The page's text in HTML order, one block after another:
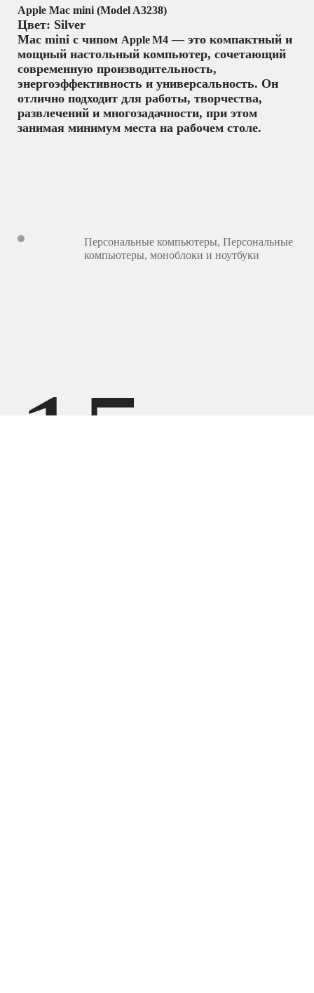
Apple Mac mini (Model A3238)
Цвет: Silver
Mac mini с чипом Apple M4 — это компактный и
мощный настольный компьютер, сочетающий
современную производительность,
энергоэффективность и универсальность. Он
отлично подходит для работы, творчества,
развлечений и многозадачности, при этом
занимая минимум места на рабочем столе.
Персональные компьютеры, Персональные
компьютеры, моноблоки и ноутбуки
15